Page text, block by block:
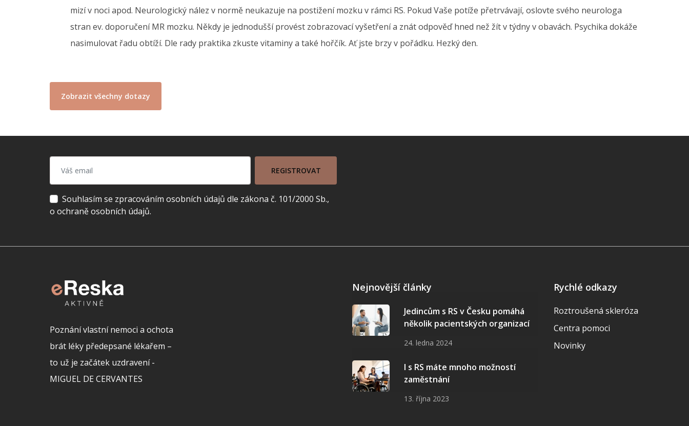
mizí v noci apod. Neurologický nález v normě neukazuje na postižení mozku v rámci RS. Pokud Vaše potíže přetrvávají, oslovte svého neurologa
stran ev. doporučení MR mozku. Někdy je jednodušší provést zobrazovací vyšetření a znát odpověď hned než žít v týdny v obavách. Psychika dokáže
nasimulovat řadu obtíží. Dle rady praktika zkuste vitaminy a také hořčík. Ať jste brzy v pořádku. Hezký den.
Zobrazit všechny dotazy
REGISTROVAT
Souhlasím se zpracováním osobních údajů dle zákona č. 101/2000 Sb.,
o ochraně osobních údajů.
Poznání vlastní nemoci a ochota
brát léky předepsané lékařem –
to už je začátek uzdravení -
MIGUEL DE CERVANTES
Nejnovější články
Jedincům s RS v Česku pomáhá
několik pacientských organizací
24. ledna 2024
I s RS máte mnoho možností
zaměstnání
13. října 2023
Rychlé odkazy
Roztroušená skleróza
Centra pomoci
Novinky